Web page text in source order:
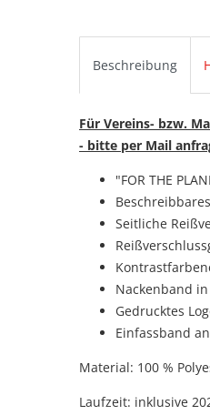
Beschreibung
Für Vereins- bzw.
- bitte per Mail
"FOR THE
Seitliche
Nackenband
Gedrucktes
Einfassband
Material: 100 %
Laufzeit: inklusive